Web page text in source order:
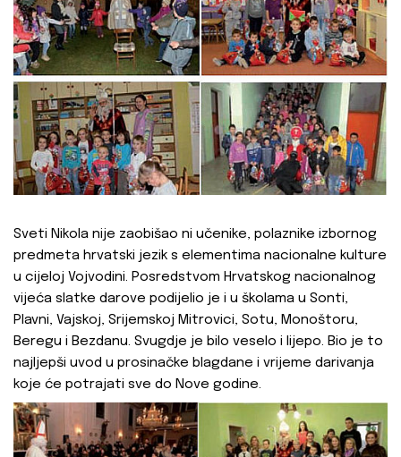
Sveti Nikola nije zaobišao ni učenike, polaznike izbornog
predmeta hrvatski jezik s elementima nacionalne kulture
u cijeloj Vojvodini. Posredstvom Hrvatskog nacionalnog
vijeća slatke darove podijelio je i u školama u Sonti,
Plavni, Vajskoj, Srijemskoj Mitrovici, Sotu, Monoštoru,
Beregu i Bezdanu. Svugdje je bilo veselo i lijepo. Bio je to
najljepši uvod u prosinačke blagdane i vrijeme darivanja
koje će potrajati sve do Nove godine.